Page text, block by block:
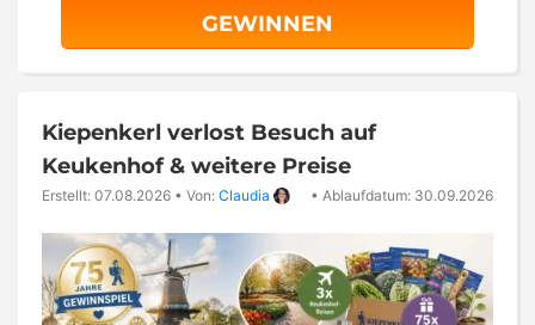
GEWINNEN
Kiepenkerl verlost Besuch auf
Keukenhof & weitere Preise
Erstellt: 07.08.2026 • Von: Claudia • Ablaufdatum: 30.09.2026